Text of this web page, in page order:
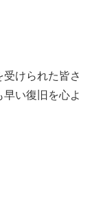
けられた皆さ
い復旧を心よ